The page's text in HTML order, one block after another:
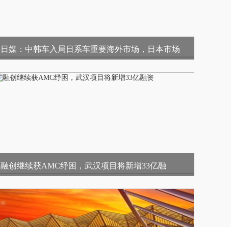
日媒：中韩车入局日系车重要海外市场，日本市场
融创继续获AMC纾困，武汉项目将新增33亿融